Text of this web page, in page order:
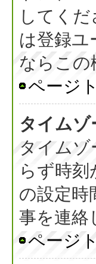
してく
は登録ユ
ならこの
ページ
タイム
タイム
らず時
の設定時
事を連絡
ページ